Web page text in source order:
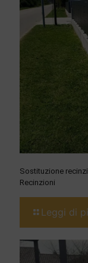
Sostituzione
Recinzioni
Leggi di